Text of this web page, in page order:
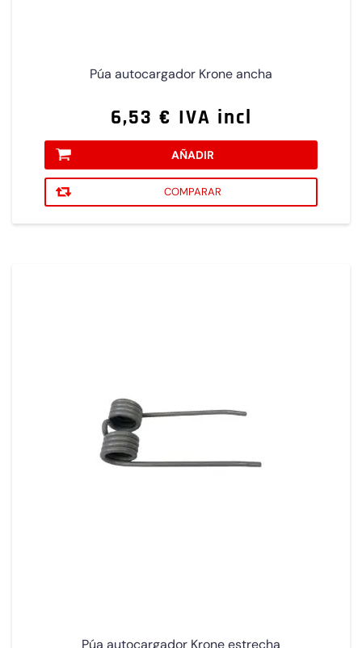
Púa autocargador Krone ancha
6,53 € IVA incl
AÑADIR
COMPARAR
Púa autocargador Krone estrecha